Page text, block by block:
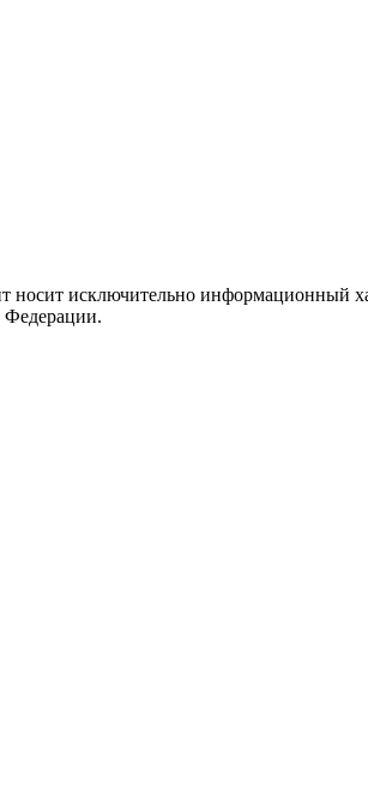
исключительно информационный
Федерации.